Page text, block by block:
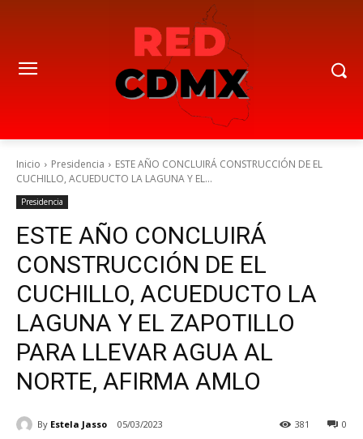
Inicio Presidencia
ESTE AÑO CONCLUIRÁ CONSTRUCCIÓN DE EL
CUCHILLO, ACUEDUCTO LA LAGUNA Y EL...
Presidencia
ESTE AÑO CONCLUIRÁ
CONSTRUCCIÓN DE EL
CUCHILLO, ACUEDUCTO LA
LAGUNA Y EL ZAPOTILLO
PARA LLEVAR AGUA AL
NORTE, AFIRMA AMLO
By Estela Jasso 05/03/2023 0
381